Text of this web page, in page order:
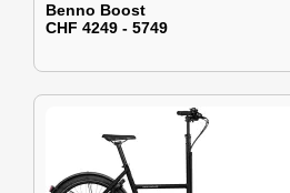
Benno Boost
CHF 4249 - 5749